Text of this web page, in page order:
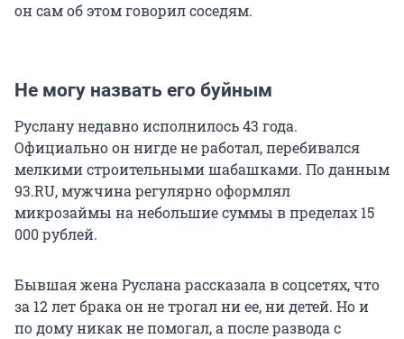
он сам об этом говорил соседям.
Не могу назвать его буйным
Руслану недавно исполнилось 43 года.
Официально он нигде не работал, перебивался
мелкими строительными шабашками. По данным
93.RU, мужчина регулярно оформлял
микрозаймы на небольшие суммы в пределах 15
000 рублей.
Бывшая жена Руслана рассказала в соцсетях, что
за 12 лет брака он не трогал ни ее, ни детей. Но и
по дому никак не помогал, а после развода с